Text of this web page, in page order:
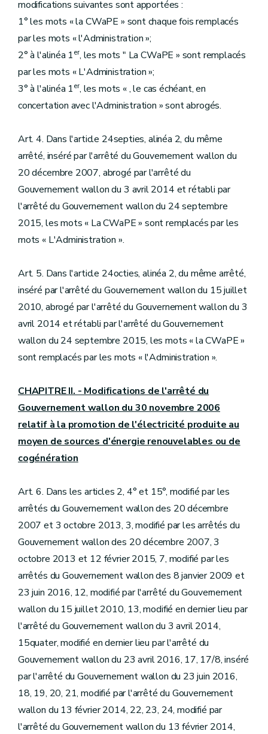
modifications suivantes sont apportées :
1° les mots « la CWaPE » sont chaque fois remplacés
par les mots « l'Administration »;
2° à l'alinéa 1er, les mots " La CWaPE » sont remplacés
par les mots « L'Administration »;
3° à l'alinéa 1er, les mots « , le cas échéant, en
concertation avec l'Administration » sont abrogés.
Art. 4. Dans l'article 24septies, alinéa 2, du même
arrêté, inséré par l'arrêté du Gouvernement wallon du
20 décembre 2007, abrogé par l'arrêté du
Gouvernement wallon du 3 avril 2014 et rétabli par
l'arrêté du Gouvernement wallon du 24 septembre
2015, les mots « La CWaPE » sont remplacés par les
mots « L'Administration ».
Art. 5. Dans l'article 24octies, alinéa 2, du même arrêté,
inséré par l'arrêté du Gouvernement wallon du 15 juillet
2010, abrogé par l'arrêté du Gouvernement wallon du 3
avril 2014 et rétabli par l'arrêté du Gouvernement
wallon du 24 septembre 2015, les mots « la CWaPE »
sont remplacés par les mots « l'Administration ».
CHAPITRE II. - Modifications de l'arrêté du
Gouvernement wallon du 30 novembre 2006
relatif à la promotion de l'électricité produite au
moyen de sources d'énergie renouvelables ou de
cogénération
Art. 6. Dans les articles 2, 4° et 15°, modifié par les
arrêtés du Gouvernement wallon des 20 décembre
2007 et 3 octobre 2013, 3, modifié par les arrêtés du
Gouvernement wallon des 20 décembre 2007, 3
octobre 2013 et 12 février 2015, 7, modifié par les
arrêtés du Gouvernement wallon des 8 janvier 2009 et
23 juin 2016, 12, modifié par l'arrêté du Gouvernement
wallon du 15 juillet 2010, 13, modifié en dernier lieu par
l'arrêté du Gouvernement wallon du 3 avril 2014,
15quater, modifié en dernier lieu par l'arrêté du
Gouvernement wallon du 23 avril 2016, 17, 17/8, inséré
par l'arrêté du Gouvernement wallon du 23 juin 2016,
18, 19, 20, 21, modifié par l'arrêté du Gouvernement
wallon du 13 février 2014, 22, 23, 24, modifié par
l'arrêté du Gouvernement wallon du 13 février 2014,